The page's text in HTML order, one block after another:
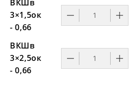
ВКШв
3×1,5ок
- 0,66
ВКШв
3×2,5ок
- 0,66